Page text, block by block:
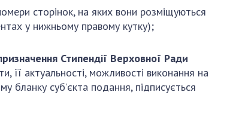
ПРОФСПІЛКА НАН
УКРАЇНИ
сторінок, на яких вони розміщуються
у нижньому правому кутку);
Стипендії Верховної Ради
її актуальності, можливості виконання на
бланку суб’єкта подання, підписується